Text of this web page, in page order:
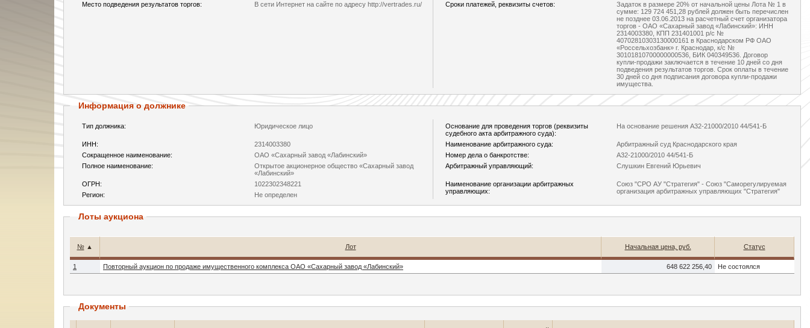
Место подведения результатов торгов: В сети Интернет на сайте по адресу http://vertrades.ru/ Сроки платежей, реквизиты счетов:
Задаток в размере 20% от начальной цены Лота № 1 в
сумме: 129 724 451,28 рублей должен быть перечислен
не позднее 03.06.2013 на расчетный счет организатора
торгов - ОАО «Сахарный завод «Лабинский»: ИНН
2314003380, КПП 231401001 р/с №
40702810303130000161 в Краснодарском РФ ОАО
«Россельхозбанк» г. Краснодар, к/с №
30101810700000000536, БИК 040349536. Договор
купли-продажи заключается в течение 10 дней со дня
подведения результатов торгов. Срок оплаты в течение
30 дней со дня подписания договора купли-продажи
имущества.
Информация о должнике
Тип должника: Юридическое лицо
Основание для проведения торгов (реквизиты
судебного акта арбитражного суда):
На основание решения А32-21000/2010 44/541-Б
ИНН: 2314003380 Наименование арбитражного суда:
Арбитражный суд Краснодарского края
Сокращенное наименование:
ОАО «Сахарный завод «Лабинский» Номер дела о банкротстве:
А32-21000/2010 44/541-Б
Полное наименование:
Открытое акционерное общество «Сахарный завод
«Лабинский»
Арбитражный управляющий: Слушкин Евгений Юрьевич
ОГРН: 1022302348221
Наименование организации арбитражных
управляющих:
Союз "СРО АУ "Стратегия" - Союз "Саморегулируемая
организация арбитражных управляющих "Стратегия"
Регион: Не определен
Лоты аукциона
№▲ Лот Начальная цена, руб. Статус
1 Повторный аукцион по продаже имущественного комплекса ОАО «Сахарный завод «Лабинский» 648 622 256,40 Не состоялся
Документы